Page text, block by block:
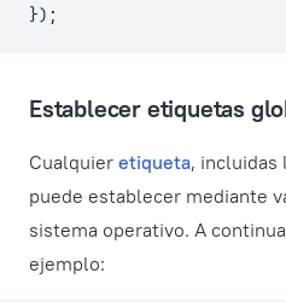
});
Establecer etiquetas
Cualquier etiqueta, incluidas
puede establecer mediante
sistema operativo. A
ejemplo: